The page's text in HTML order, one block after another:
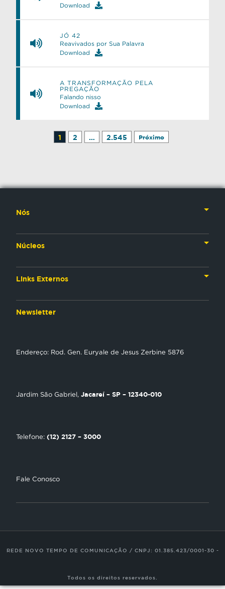
Download
JÓ 42
Reavivados por Sua Palavra
Download
A TRANSFORMAÇÃO PELA
PREGAÇÃO
Falando nisso
Download
1 2 … 2.545 Próximo
Nós
Núcleos
Links Externos
Newsletter
Endereço: Rod. Gen. Euryale de Jesus Zerbine 5876
Jardim São Gabriel, Jacareí – SP – 12340-010
Telefone: (12) 2127 – 3000
Fale Conosco
REDE NOVO TEMPO DE COMUNICAÇÃO / CNPJ: 01.385.423/0001-30 -
Todos os direitos reservados.